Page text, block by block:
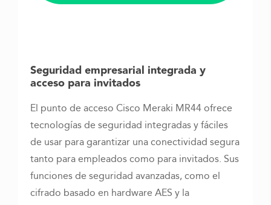
Seguridad empresarial integrada y
acceso para invitados
El punto de acceso Cisco Meraki MR44 ofrece
tecnologías de seguridad integradas y fáciles
de usar para garantizar una conectividad segura
tanto para empleados como para invitados. Sus
funciones de seguridad avanzadas, como el
cifrado basado en hardware AES y la